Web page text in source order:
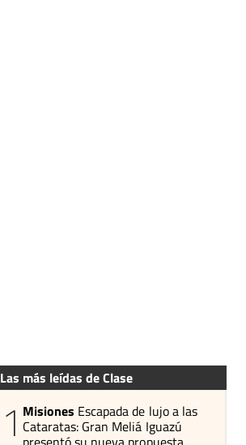
Las más leídas de Clase
1 Misiones Escapada de lujo a las
Cataratas: Gran Meliá Iguazú